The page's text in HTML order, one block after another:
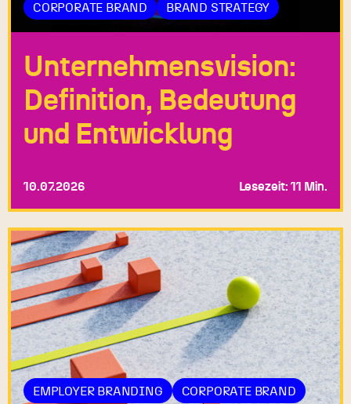
CORPORATE BRAND BRAND STRATEGY
Unternehmensvision:
Definition, Bedeutung
und Entwicklung
10.07.2026 Lesezeit: 11 Min.
EMPLOYER BRANDING CORPORATE BRAND